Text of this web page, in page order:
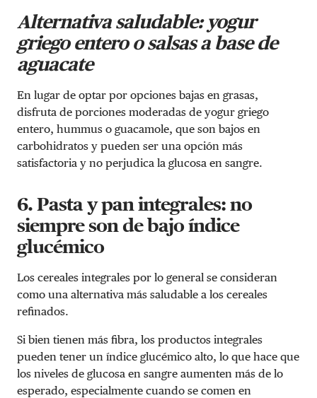
Alternativa saludable: yogur
griego entero o salsas a base de
aguacate
En lugar de optar por opciones bajas en grasas,
disfruta de porciones moderadas de yogur griego
entero, hummus o guacamole, que son bajos en
carbohidratos y pueden ser una opción más
satisfactoria y no perjudica la glucosa en sangre.
6. Pasta y pan integrales: no
siempre son de bajo índice
glucémico
Los cereales integrales por lo general se consideran
como una alternativa más saludable a los cereales
refinados.
Si bien tienen más fibra, los productos integrales
pueden tener un índice glucémico alto, lo que hace que
los niveles de glucosa en sangre aumenten más de lo
esperado, especialmente cuando se comen en